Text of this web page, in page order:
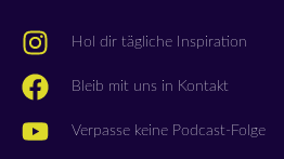
Hol dir tägliche Inspiration
Bleib mit uns in Kontakt
Verpasse keine Podcast-Folge